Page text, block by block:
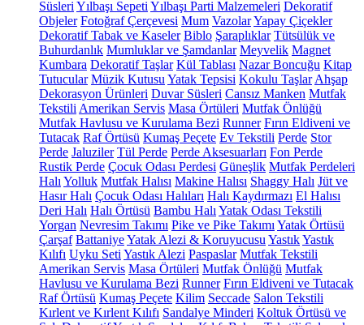
Süsleri Yılbaşı Sepeti Yılbaşı Parti Malzemeleri Dekoratif
Objeler Fotoğraf Çerçevesi Mum VazolarYapay Çiçekler
Dekoratif Tabak ve Kaseler Biblo Şaraplıklar Tütsülük ve
Buhurdanlık Mumluklar ve Şamdanlar Meyvelik Magnet
Kumbara Dekoratif Taşlar Kül Tablası Nazar Boncuğu Kitap
Tutucular Müzik Kutusu Yatak Tepsisi Kokulu Taşlar Ahşap
Dekorasyon Ürünleri Duvar Süsleri Cansız Manken Mutfak
Tekstili Amerikan Servis Masa Örtüleri Mutfak Önlüğü
Mutfak Havlusu ve Kurulama Bezi Runner Fırın Eldiveni ve
Tutacak Raf Örtüsü Kumaş Peçete Ev Tekstili Perde Stor
Perde Jaluziler Tül Perde Perde Aksesuarları Fon Perde
Rustik Perde Çocuk Odası Perdesi Güneşlik Mutfak Perdeleri
Halı Yolluk Mutfak Halısı Makine Halısı Shaggy Halı Jüt ve
Hasır Halı Çocuk Odası Halıları Halı Kaydırmazı El Halısı
Deri Halı Halı Örtüsü Bambu Halı Yatak Odası Tekstili
Yorgan Nevresim Takımı Pike ve Pike Takımı Yatak Örtüsü
Çarşaf BattaniyeYatak Alezi & Koruyucusu YastıkYastık
Kılıfı Uyku Seti Yastık Alezi Paspaslar Mutfak Tekstili
Amerikan Servis Masa Örtüleri Mutfak Önlüğü Mutfak
Havlusu ve Kurulama Bezi Runner Fırın Eldiveni ve Tutacak
Raf Örtüsü Kumaş Peçete Kilim Seccade Salon Tekstili
Kırlent ve Kırlent Kılıfı Sandalye Minderi Koltuk Örtüsü ve